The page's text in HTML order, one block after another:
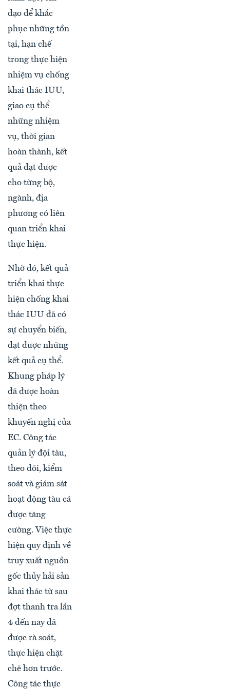
đạo để khắc
phục những tồn
tại, hạn chế
trong thực hiện
nhiệm vụ chống
khai thác IUU,
giao cụ thể
những nhiệm
vụ, thời gian
hoàn thành, kết
quả đạt được
cho từng bộ,
ngành, địa
phương có liên
quan triển khai
thực hiện.
Nhờ đó, kết quả
triển khai thực
hiện chống khai
thác IUU đã có
sự chuyển biến,
đạt được những
kết quả cụ thể.
Khung pháp lý
đã được hoàn
thiện theo
khuyến nghị của
EC. Công tác
quản lý đội tàu,
theo dõi, kiểm
soát và giám sát
hoạt động tàu cá
được tăng
cường. Việc thực
hiện quy định về
truy xuất nguồn
gốc thủy hải sản
khai thác từ sau
đợt thanh tra lần
4 đến nay đã
được rà soát,
thực hiện chặt
chẽ hơn trước.
Công tác thực